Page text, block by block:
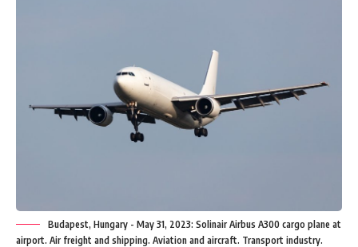
Budapest, Hungary - May 31, 2023: Solinair Airbus A300 cargo plane at
airport. Air freight and shipping. Aviation and aircraft. Transport industry.